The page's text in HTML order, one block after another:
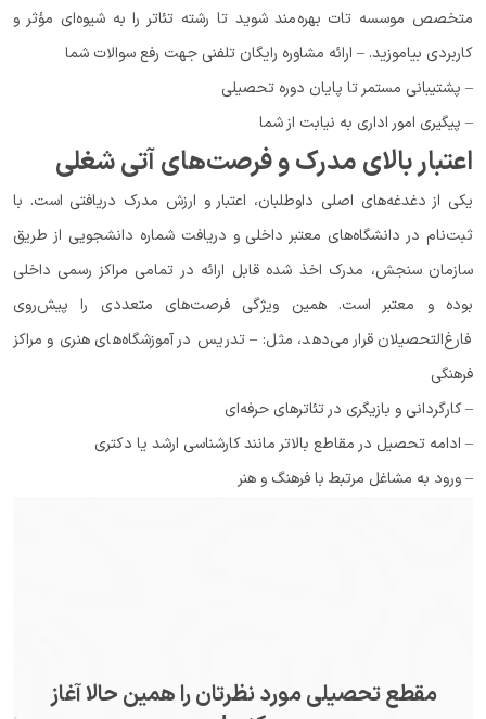
متخصص موسسه تات بهره‌مند شوید تا رشته تئاتر را به شیوه‌ای مؤثر و
کاربردی بیاموزید. – ارائه مشاوره رایگان تلفنی جهت رفع سوالات شما
– پشتیبانی مستمر تا پایان دوره تحصیلی
– پیگیری امور اداری به نیابت از شما
اعتبار بالای مدرک و فرصت‌های آتی شغلی
یکی از دغدغه‌های اصلی داوطلبان، اعتبار و ارزش مدرک دریافتی است. با
ثبت‌نام در دانشگاه‌های معتبر داخلی و دریافت شماره دانشجویی از طریق
سازمان سنجش، مدرک اخذ شده قابل ارائه در تمامی مراکز رسمی داخلی
بوده و معتبر است. همین ویژگی فرصت‌های متعددی را پیش‌روی
فارغ‌التحصیلان قرار می‌دهد، مثل: – تدریس در آموزشگاه‌های هنری و مراکز
فرهنگی
– کارگردانی و بازیگری در تئاترهای حرفه‌ای
– ادامه تحصیل در مقاطع بالاتر مانند کارشناسی ارشد یا دکتری
– ورود به مشاغل مرتبط با فرهنگ و هنر
مقطع تحصیلی مورد نظرتان را همین حالا آغاز